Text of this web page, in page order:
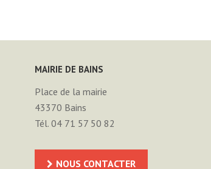
MAIRIE DE BAINS
Place de la mairie
43370 Bains
Tél. 04 71 57 50 82
NOUS CONTACTER